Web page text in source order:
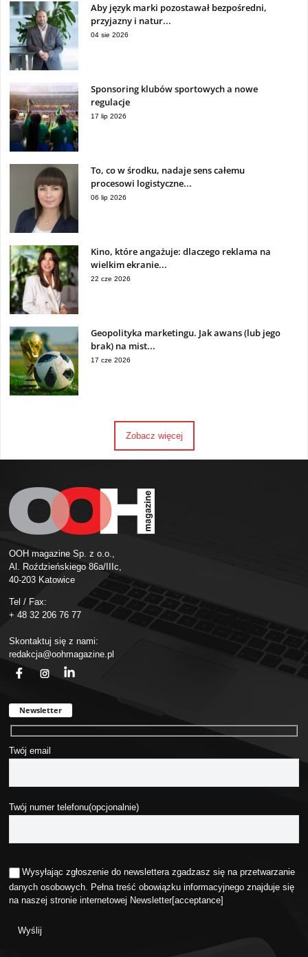
Aby język marki pozostawał bezpośredni,
przyjazny i natur...
04 sie 2026
Sponsoring klubów sportowych a nowe
regulacje
17 lip 2026
To, co w środku, nadaje sens całemu
procesowi logistyczne...
06 lip 2026
Kino, które angażuje: dlaczego reklama na
wielkim ekranie...
22 cze 2026
Geopolityka marketingu. Jak awans (lub jego
brak) na mist...
17 cze 2026
Zobacz więcej
OOH magazine Sp. z o.o.,
Al. Roździeńskiego 86a/IIIc,
40-203 Katowice
Tel / Fax:
+ 48 32 206 76 77
Skontaktuj się z nami:
redakcja@oohmagazine.pl
Newsletter
Twój email
Twój numer telefonu(opcjonalnie)
Wysyłając zgłoszenie do newslettera zgadzasz się na przetwarzanie
danych osobowych. Pełna treść obowiązku informacyjnego znajduje się
na naszej stronie internetowej Newsletter[acceptance]